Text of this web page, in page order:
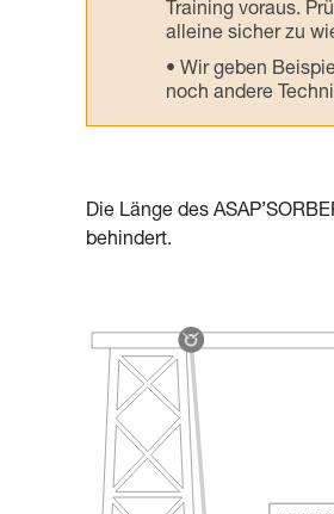
Training voraus.
alleine sicher zu
Wir geben
noch andere
Die Länge des
behindert.